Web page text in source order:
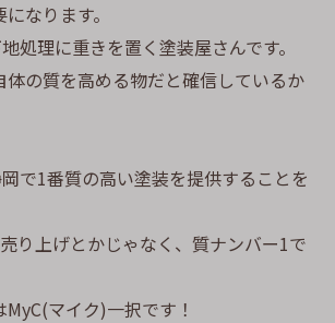
なります。
処理に重きを置く塗装屋さんです。
体の質を高める物だと確信しているか
で1番質の高い塗装を提供することを
り上げとかじゃなく、質ナンバー1で
マイク)一択です！